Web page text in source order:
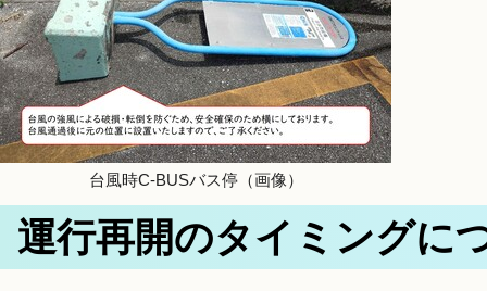
台風時C-BUSバス停（画像）
運行再開のタイミングに